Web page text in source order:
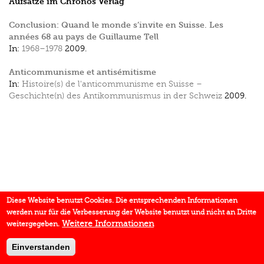
Conclusion: Quand le monde s’invite en Suisse. Les
années 68 au pays de Guillaume Tell
In: 1968–1978 2009.
Anticommunisme et antisémitisme
In: Histoire(s) de l'anticommunisme en Suisse –
Geschichte(n) des Antikommunismus in der Schweiz 2009.
Diese Website benutzt Cookies. Die entsprechenden Informationen
werden nur für die Verbesserung der Website benutzt und nicht an Dritte
weitergegeben. Weitere Informationen
Einverstanden